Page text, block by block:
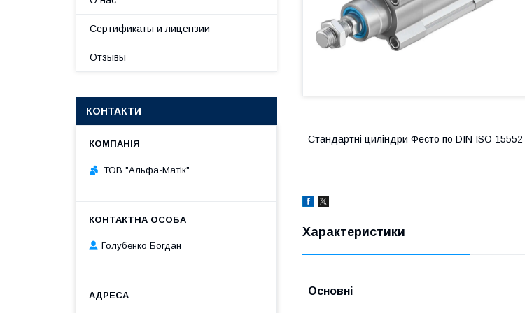
Стандартні циліндри Фесто по DIN ISO 15552
Характеристики
Основні
Сертификаты и лицензии
Отзывы
КОНТАКТИ
ТОВ "Альфа-Матік"
Голубенко Богдан